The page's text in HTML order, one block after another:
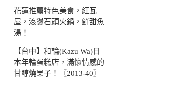
花蓮推薦特色美食，紅瓦
屋，滾燙石頭火鍋，鮮甜魚
湯！
【台中】和輪(Kazu Wa)日
本年輪蛋糕店，滿懷情感的
甘醇燒果子！〖2013-40〗